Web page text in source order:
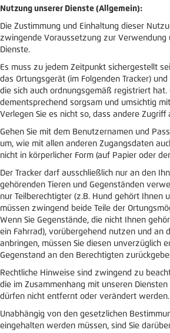
Nutzung unserer Dienste (Allgemein):
Die Zustimmung und Einhaltung dieser
zwingende Voraussetzung zur Verwendung
Dienste.
Es muss zu jedem Zeitpunkt sichergestellt
das Ortungsgerät (im Folgenden Tracker)
die sich auch ordnungsgemäß registriert hat.
dementsprechend sorgsam und umsichtig
Verlegen Sie es nicht so, dass andere Zugriff
Gehen Sie mit dem Benutzernamen und
um, wie mit allen anderen Zugangsdaten
nicht in körperlicher Form (auf Papier oder
Der Tracker darf ausschließlich nur an den
gehörenden Tieren und Gegenständen
nur Teilberechtigter (z.B. Hund gehört Ihnen
müssen zwingend beide Teile der
Wenn Sie Gegenstände, die nicht Ihnen
ein Fahrrad), vorübergehend nutzen und an
anbringen, müssen Sie diesen unverzüglich
Gegenstand an den Berechtigten
Rechtliche Hinweise sind zwingend zu
die im Zusammenhang mit unseren
dürfen nicht entfernt oder verändert werden.
Unabhängig von den gesetzlichen
eingehalten werden müssen, sind Sie